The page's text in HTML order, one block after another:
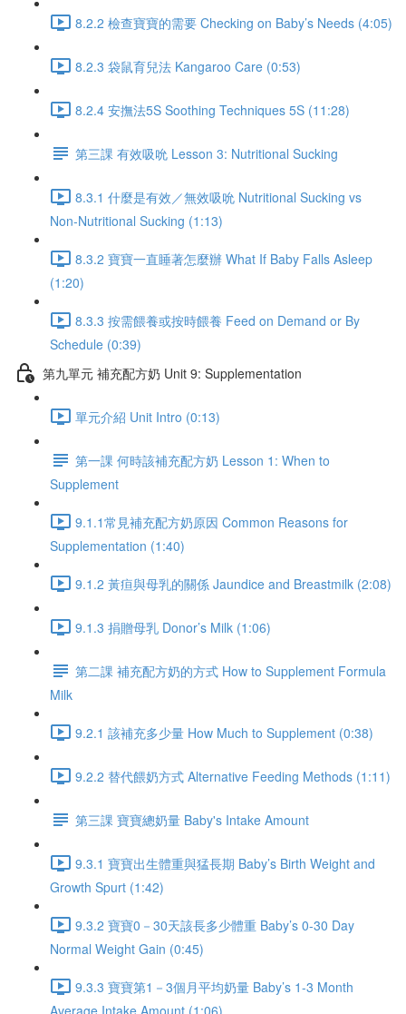
8.2.2 檢查寶寶的需要 Checking on Baby’s Needs (4:05)
8.2.3 袋鼠育兒法 Kangaroo Care (0:53)
8.2.4 安撫法5S Soothing Techniques 5S (11:28)
第三課 有效吸吮 Lesson 3: Nutritional Sucking
8.3.1 什麼是有效／無效吸吮 Nutritional Sucking vs
Non-Nutritional Sucking (1:13)
8.3.2 寶寶一直睡著怎麼辦 What If Baby Falls Asleep
(1:20)
8.3.3 按需餵養或按時餵養 Feed on Demand or By
Schedule (0:39)
第九單元 補充配方奶 Unit 9: Supplementation
單元介紹 Unit Intro (0:13)
第一課 何時該補充配方奶 Lesson 1: When to
Supplement
9.1.1常見補充配方奶原因 Common Reasons for
Supplementation (1:40)
9.1.2 黃疸與母乳的關係 Jaundice and Breastmilk (2:08)
9.1.3 捐贈母乳 Donor’s Milk (1:06)
第二課 補充配方奶的方式 How to Supplement Formula
Milk
9.2.1 該補充多少量 How Much to Supplement (0:38)
9.2.2 替代餵奶方式 Alternative Feeding Methods (1:11)
第三課 寶寶總奶量 Baby's Intake Amount
9.3.1 寶寶出生體重與猛長期 Baby’s Birth Weight and
Growth Spurt (1:42)
9.3.2 寶寶0－30天該長多少體重 Baby’s 0-30 Day
Normal Weight Gain (0:45)
9.3.3 寶寶第1－3個月平均奶量 Baby’s 1-3 Month
Average Intake Amount (1:06)